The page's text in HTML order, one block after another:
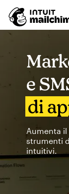
e
di
Aumenta
strumenti
intuitivi.